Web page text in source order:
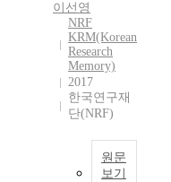
이선영
NRF
KRM(Korean
Research
Memory)
2017
한국연구재
단(NRF)
원문
보기